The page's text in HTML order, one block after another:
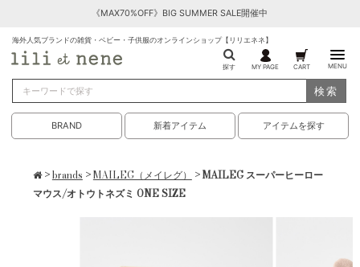
《MAX70%OFF》BIG SUMMER SALE開催中
海外人気ブランドの雑貨・ベビー・子供服のオンラインショップ【リリエネネ】
探す MY PAGE CART MENU
検索
BRAND 新着アイテム アイテムを探す
>brands >MAILEG（メイレグ） > MAILEG スーパーヒーロー
マウス/オトウトネズミ ONE SIZE